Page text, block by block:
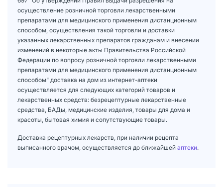
осуществление розничной торговли лекарственными
препаратами для медицинского применения дистанционным
способом, осуществления такой торговли и доставки
указанных лекарственных препаратов гражданам и внесении
изменений в некоторые акты Правительства Российской
Федерации по вопросу розничной торговли лекарственными
препаратами для медицинского применения дистанционным
способом" доставка на дом из интернет-аптеки
осуществляется для следующих категорий товаров и
лекарственных средств: безрецептурные лекарственные
средства, БАДы, медицинские изделия, товары для дома и
красоты, бытовая химия и сопутствующие товары.
Доставка рецептурных лекарств, при наличии рецепта
выписанного врачом, осуществляется до ближайшей аптеки.